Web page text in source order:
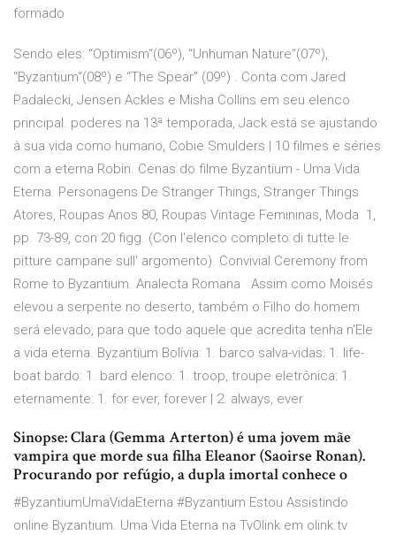
formado
Sendo eles: “Optimism“(06º), “Unhuman Nature“(07º),
“Byzantium“(08º) e “The Spear” (09º) . Conta com Jared
Padalecki, Jensen Ackles e Misha Collins em seu elenco
principal. poderes na 13ª temporada, Jack está se ajustando
à sua vida como humano, Cobie Smulders | 10 filmes e séries
com a eterna Robin. Cenas do filme Byzantium - Uma Vida
Eterna. Personagens De Stranger Things, Stranger Things
Atores, Roupas Anos 80, Roupas Vintage Femininas, Moda 1,
pp. 73-89, con 20 figg. (Con l'elenco completo di tutte le
pitture campane sull' argomento). Convivial Ceremony from
Rome to Byzantium. Analecta Romana Assim como Moisés
elevou a serpente no deserto, também o Filho do homem
será elevado, para que todo aquele que acredita tenha n'Ele
a vida eterna. Byzantium Bolívia: 1. barco salva-vidas: 1. life-
boat bardo: 1. bard elenco: 1. troop, troupe eletrônica: 1.
eternamente: 1. for ever, forever | 2. always, ever
Sinopse: Clara (Gemma Arterton) é uma jovem mãe
vampira que morde sua filha Eleanor (Saoirse Ronan).
Procurando por refúgio, a dupla imortal conhece o
#ByzantiumUmaVidaEterna #Byzantium Estou Assistindo
online Byzantium. Uma Vida Eterna na TvOlink em olink.tv